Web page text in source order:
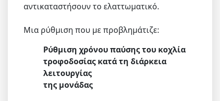
αντικαταστήσουν το ελαττωματικό.
Μια ρύθμιση που με προβλημάτιζε:
Ρύθμιση χρόνου παύσης του κοχλία
τροφοδοσίας κατά τη διάρκεια
λειτουργίας
της μονάδας